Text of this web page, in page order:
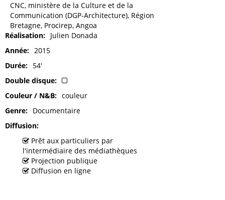
CNC, ministère de la Culture et de la
Communication (DGP-Architecture), Région
Bretagne, Procirep, Angoa
Réalisation
Julien Donada
Année
2015
Durée
54'
Double disque
Couleur / N&B
couleur
Genre
Documentaire
Diffusion
Prêt aux particuliers par
l'intermédiaire des médiathèques
Projection publique
Diffusion en ligne